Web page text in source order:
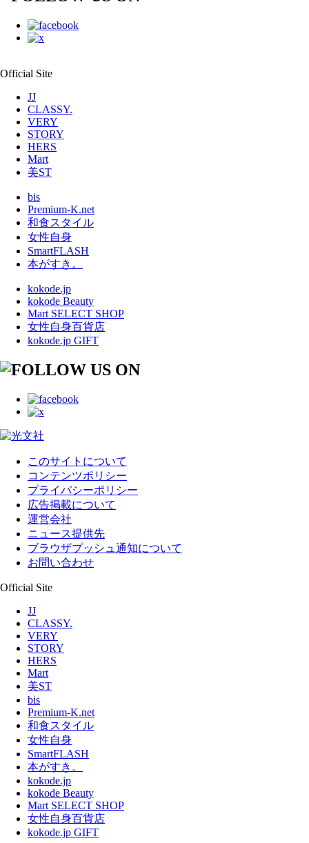
Official Site
JJ
CLASSY.
VERY
STORY
HERS
Mart
美ST
bis
Premium-K.net
和食スタイル
女性自身
SmartFLASH
本がすき。
kokode.jp
kokode Beauty
Mart SELECT SHOP
女性自身百貨店
kokode.jp GIFT
このサイトについて
コンテンツポリシー
プライバシーポリシー
広告掲載について
運営会社
ニュース提供先
ブラウザプッシュ通知について
お問い合わせ
Official Site
JJ
CLASSY.
VERY
STORY
HERS
Mart
美ST
bis
Premium-K.net
和食スタイル
女性自身
SmartFLASH
本がすき。
kokode.jp
kokode Beauty
Mart SELECT SHOP
女性自身百貨店
kokode.jp GIFT